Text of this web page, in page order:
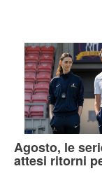
Agosto, le
attesi ritorni